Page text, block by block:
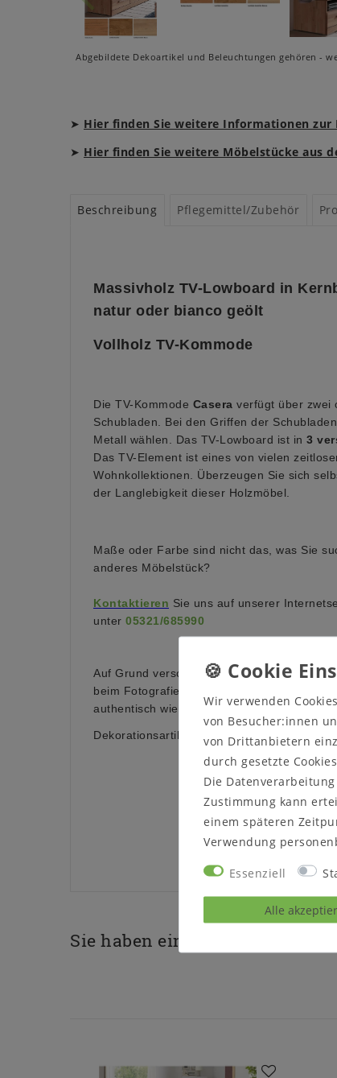
Abgebildete Dekoartikel und Beleuchtungen gehören -
➤ Hier finden Sie weitere Informationen zur
➤ Hier finden Sie weitere Möbelstücke aus
Beschreibung Pflegemittel/Zubehör
Massivholz TV-Lowboard in
natur oder bianco geölt
Vollholz TV-Kommode
Die TV-Kommode Casera verfügt über zwei
Schubladen. Bei den Griffen der
Metall wählen. Das TV-Lowboard ist in 3
Das TV-Element ist eines von vielen
Wohnkollektionen. Überzeugen Sie sich
der Langlebigkeit dieser Holzmöbel.
Maße oder Farbe sind nicht das, was Sie
anderes Möbelstück?
Kontaktieren Sie uns auf unserer
unter 05321/685990
Auf Grund verschiedener
beim Fotografieren kann es dazu führen,
authentisch wiedergegeben wird.
Dekorationsartikel sind nicht im
Sie haben eine Frage zu diesem
Wir verwenden
von Besucher:innen
von Drittanbietern
durch gesetzte
Die
Zustimmung kann
einem späteren
Verwendung
Essenziell
Alle